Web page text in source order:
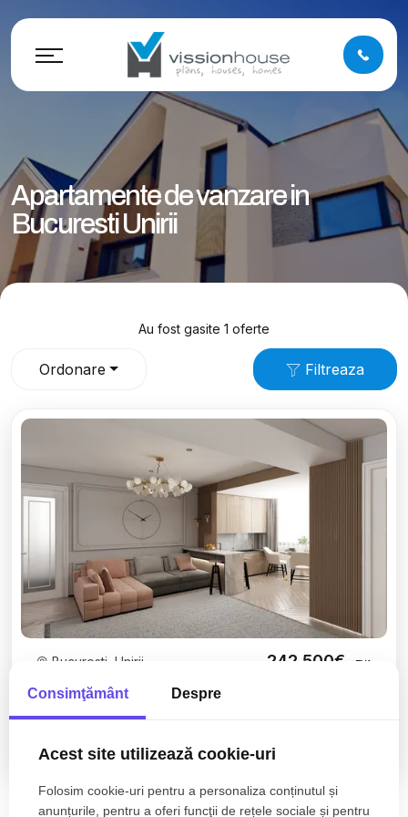
Apartamente de vanzare in
Bucuresti Unirii
Au fost gasite 1 oferte
Ordonare Filtreaza
Apartament 3 camere | Unirii - Piata Alba Iulia |
Imobil 2025
Bucuresti, Unirii 242.500€ + TVA
3 camere 2 bai 71.30mp
Consimţământ Despre
Acest site utilizează cookie-uri
Folosim cookie-uri pentru a personaliza conținutul și
anunțurile, pentru a oferi funcţii de rețele sociale și pentru